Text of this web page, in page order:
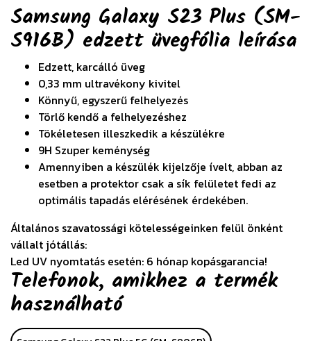
Samsung Galaxy S23 Plus (SM-
S916B) edzett üvegfólia leírása
Edzett, karcálló üveg
0,33 mm ultravékony kivitel
Könnyű, egyszerű felhelyezés
Törlő kendő a felhelyezéshez
Tökéletesen illeszkedik a készülékre
9H Szuper keménység
Amennyiben a készülék kijelzője ívelt, abban az
esetben a protektor csak a sík felületet fedi az
optimális tapadás elérésének érdekében.
Általános szavatossági kötelességeinken felül önként
vállalt jótállás:
Led UV nyomtatás esetén: 6 hónap kopásgarancia!
Telefonok, amikhez a termék
használható